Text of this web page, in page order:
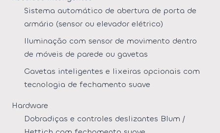
Sistema automático de abertura de porta de
armário (sensor ou elevador elétrico)
Iluminação com sensor de movimento dentro
de móveis de parede ou gavetas
Gavetas inteligentes e lixeiras opcionais com
tecnologia de fechamento suave
Hardware
Dobradiças e controles deslizantes Blum /